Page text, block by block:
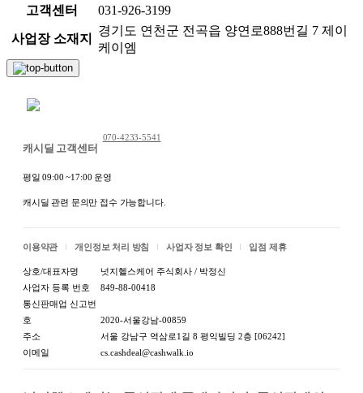
고객센터 031-926-3199
사업장 소재지
경기도 연천군 전곡읍 양연로888번길 7 제이
케이엠
캐시딜 고객센터
070-4233-5541
평일 09:00 ~17:00 운영
캐시딜 관련 문의만 접수 가능합니다.
이용약관 개인정보 처리 방침 사업자 정보 확인 입점 제휴
상호/대표자명
넛지헬스케어 주식회사 / 박정신
사업자 등록 번호
849-88-00418
통신판매업 신고번
호
2020-서울강남-00859
주소
서울 강남구 역삼로1길 8 평익빌딩 2층 [06242]
이메일
cs.cashdeal@cashwalk.io